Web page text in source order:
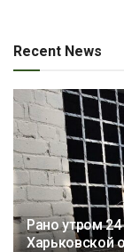
Recent News
Рано утром
Харьковской